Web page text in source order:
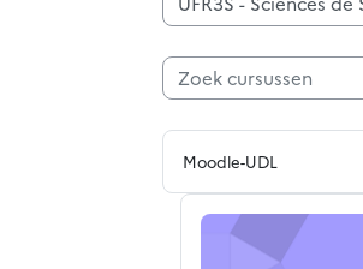
Cursuscategorieën
Zoek cursussen
Moodle-UDL
EC1 : Génétique